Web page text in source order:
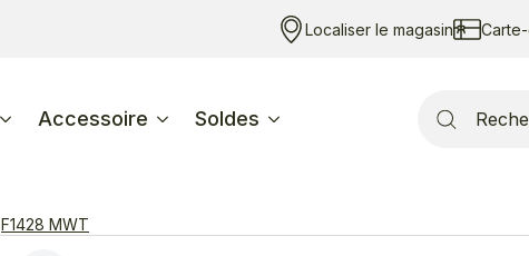
Localiser le magasin
Accessoire Soldes
for:
F1428 MWT